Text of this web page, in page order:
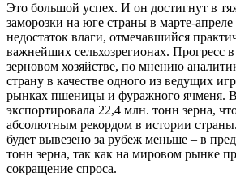
Это большой успех. И он достигнут в
заморозки на юге страны в марте-
недостаток влаги, отмечавшийся
важнейших сельхозрегионах. Прогресс
зерновом хозяйстве, по мнению
страну в качестве одного из ведущих
рынках пшеницы и фуражного ячменя.
экспортировала 22,4 млн. тонн зерна,
абсолютным рекордом в истории
будет вывезено за рубеж меньше – в
тонн зерна, так как на мировом рынке
сокращение спроса.